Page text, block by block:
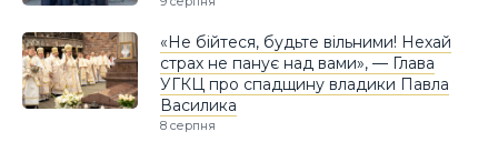
«Не бійтеся, будьте вільними! Нехай
страх не панує над вами», — Глава
УГКЦ про спадщину владики Павла
Василика
8 серпня